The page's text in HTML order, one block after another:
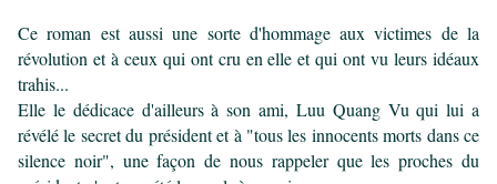
Ce roman est aussi une sorte d'hommage aux victimes de la
révolution età ceux qui ont cru en elle et qui ont vu leurs idéaux
trahis...
Elle le dédicace d'ailleurs à son ami, Luu Quang Vu qui lui a
révélé le secret du président et à "tous les innocents morts dans ce
silence noir", une façon de nous rappeler que les proches du